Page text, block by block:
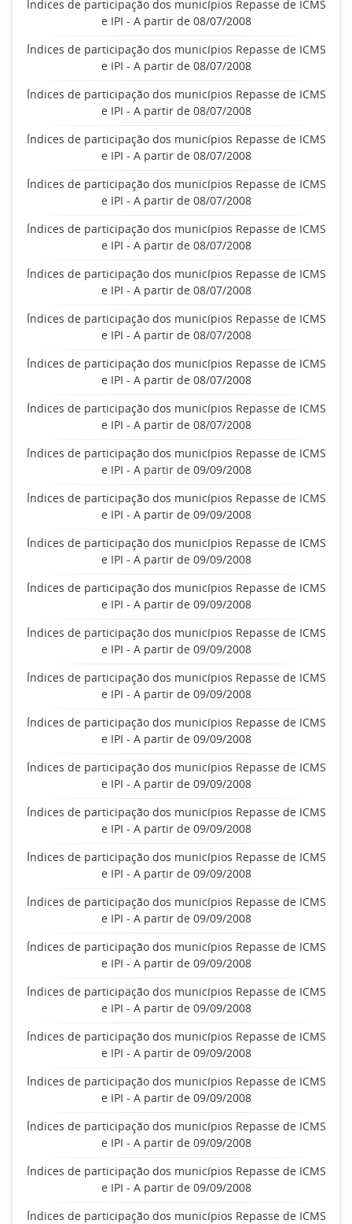
Índices de participação dos municípios Repasse de ICMS
e IPI - A partir de 08/07/2008
Índices de participação dos municípios Repasse de ICMS
e IPI - A partir de 08/07/2008
Índices de participação dos municípios Repasse de ICMS
e IPI - A partir de 08/07/2008
Índices de participação dos municípios Repasse de ICMS
e IPI - A partir de 08/07/2008
Índices de participação dos municípios Repasse de ICMS
e IPI - A partir de 08/07/2008
Índices de participação dos municípios Repasse de ICMS
e IPI - A partir de 08/07/2008
Índices de participação dos municípios Repasse de ICMS
e IPI - A partir de 08/07/2008
Índices de participação dos municípios Repasse de ICMS
e IPI - A partir de 08/07/2008
Índices de participação dos municípios Repasse de ICMS
e IPI - A partir de 08/07/2008
Índices de participação dos municípios Repasse de ICMS
e IPI - A partir de 08/07/2008
Índices de participação dos municípios Repasse de ICMS
e IPI - A partir de 09/09/2008
Índices de participação dos municípios Repasse de ICMS
e IPI - A partir de 09/09/2008
Índices de participação dos municípios Repasse de ICMS
e IPI - A partir de 09/09/2008
Índices de participação dos municípios Repasse de ICMS
e IPI - A partir de 09/09/2008
Índices de participação dos municípios Repasse de ICMS
e IPI - A partir de 09/09/2008
Índices de participação dos municípios Repasse de ICMS
e IPI - A partir de 09/09/2008
Índices de participação dos municípios Repasse de ICMS
e IPI - A partir de 09/09/2008
Índices de participação dos municípios Repasse de ICMS
e IPI - A partir de 09/09/2008
Índices de participação dos municípios Repasse de ICMS
e IPI - A partir de 09/09/2008
Índices de participação dos municípios Repasse de ICMS
e IPI - A partir de 09/09/2008
Índices de participação dos municípios Repasse de ICMS
e IPI - A partir de 09/09/2008
Índices de participação dos municípios Repasse de ICMS
e IPI - A partir de 09/09/2008
Índices de participação dos municípios Repasse de ICMS
e IPI - A partir de 09/09/2008
Índices de participação dos municípios Repasse de ICMS
e IPI - A partir de 09/09/2008
Índices de participação dos municípios Repasse de ICMS
e IPI - A partir de 09/09/2008
Índices de participação dos municípios Repasse de ICMS
e IPI - A partir de 09/09/2008
Índices de participação dos municípios Repasse de ICMS
e IPI - A partir de 09/09/2008
Índices de participação dos municípios Repasse de ICMS